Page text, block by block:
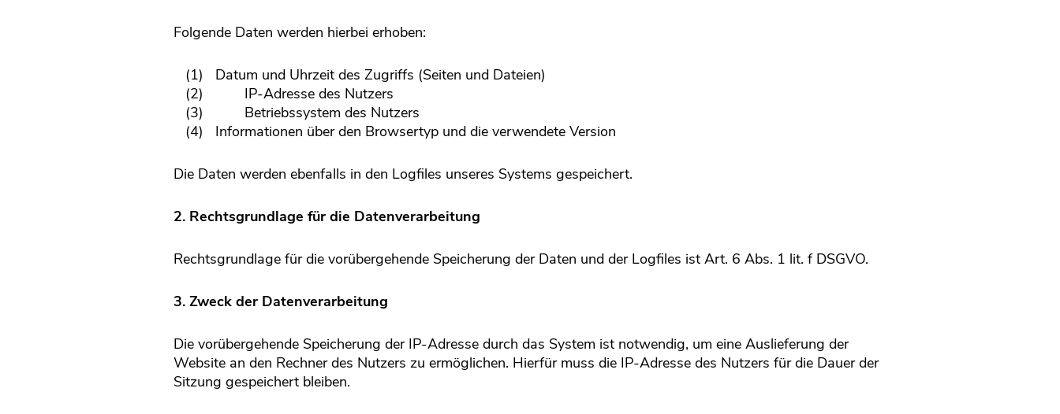
Folgende Daten werden hierbei erhoben:
(1) Datum und Uhrzeit des Zugriffs (Seiten und Dateien)
(2)
IP-Adresse des Nutzers
(3)
Betriebssystem des Nutzers
(4) Informationen über den Browsertyp und die verwendete Version
Die Daten werden ebenfalls in den Logfiles unseres Systems gespeichert.
2. Rechtsgrundlage für die Datenverarbeitung
Rechtsgrundlage für die vorübergehende Speicherung der Daten und der Logfiles ist Art. 6 Abs. 1 lit. f DSGVO.
3. Zweck der Datenverarbeitung
Die vorübergehende Speicherung der IP-Adresse durch das System ist notwendig, um eine Auslieferung der
Website an den Rechner des Nutzers zu ermöglichen. Hierfür muss die IP-Adresse des Nutzers für die Dauer der
Sitzung gespeichert bleiben.